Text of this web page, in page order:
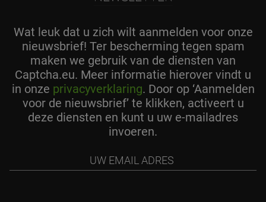
Wat leuk dat u zich wilt aanmelden voor onze
nieuwsbrief! Ter bescherming tegen spam
maken we gebruik van de diensten van
Captcha.eu. Meer informatie hierover vindt u
in onze privacyverklaring. Door op ‘Aanmelden
voor de nieuwsbrief’ te klikken, activeert u
deze diensten en kunt u uw e-mailadres
invoeren.
Adres